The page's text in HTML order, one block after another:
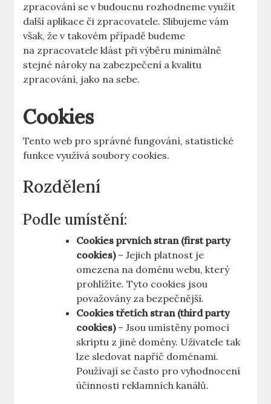
zpracování se v budoucnu rozhodneme využít
další aplikace či zpracovatele. Slibujeme vám
však, že v takovém případě budeme
na zpracovatele klást při výběru minimálně
stejné nároky na zabezpečení a kvalitu
zpracování, jako na sebe.
Cookies
Tento web pro správné fungování, statistické
funkce využívá soubory cookies.
Rozdělení
Podle umístění:
Cookies prvních stran (first party
cookies)– Jejich platnost je
omezena na doménu webu, který
prohlížíte. Tyto cookies jsou
považovány za bezpečnější.
Cookies třetích stran (third party
cookies)– Jsou umístěny pomocí
skriptu z jiné domény. Uživatele tak
lze sledovat napříč doménami.
Používají se často pro vyhodnocení
účinnosti reklamních kanálů.